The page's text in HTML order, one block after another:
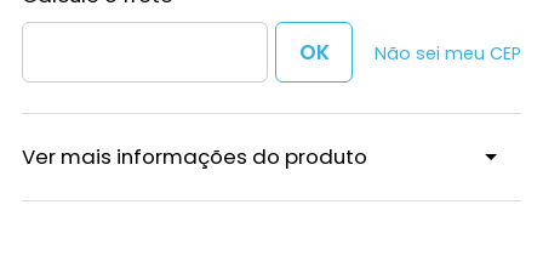
Não sei meu CEP
Ver mais informações do produto